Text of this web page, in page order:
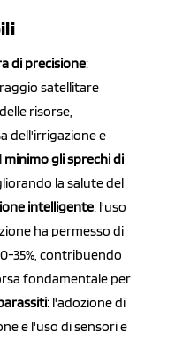
di precisione:
satellitare
risorse,
dell'irrigazione e
minimo gli sprechi di
la salute del
intelligente: l'uso
ha permesso di
35%, contribuendo
fondamentale per
: l'adozione di
e l'uso di sensori e